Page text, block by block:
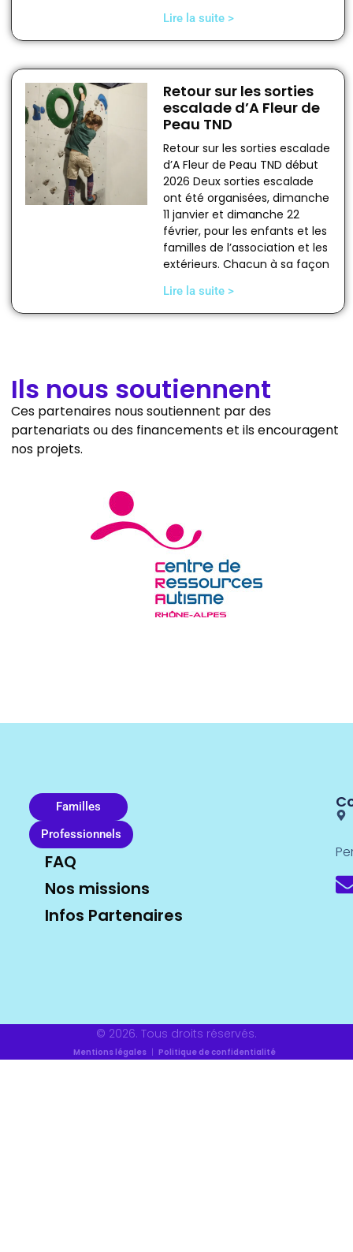
Lire la suite >
Retour sur les sorties
escalade d’A Fleur de
Peau TND
Retour sur les sorties escalade
d’A Fleur de Peau TND début
2026 Deux sorties escalade
ont été organisées, dimanche
11 janvier et dimanche 22
février, pour les enfants et les
familles de l’association et les
extérieurs. Chacun à sa façon
Lire la suite >
Ils nous soutiennent
Ces partenaires nous soutiennent par des
partenariats ou des financements et ils encouragent
nos projets.
Familles
Professionnels
FAQ
Nos missions
Infos Partenaires
© 2026. Tous droits réservés.
Mentions légales| Politique de confidentialité